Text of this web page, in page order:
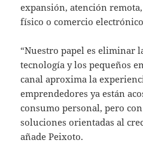
expansión, atención
físico o comercio
“Nuestro papel es eliminar
tecnología y los pequeños
canal aproxima la
emprendedores ya están
consumo personal, pero
soluciones orientadas al
añade Peixoto.